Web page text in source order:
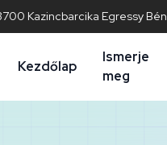
Kazincbarcika Egressy
Kezdőlap
Ismerje
meg